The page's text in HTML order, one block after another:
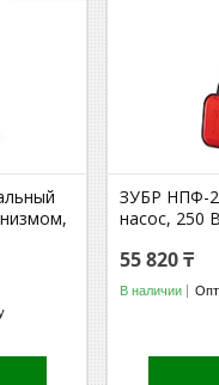
ЗУБР НПФ-
насос, 250
55 820 ₸
В наличии